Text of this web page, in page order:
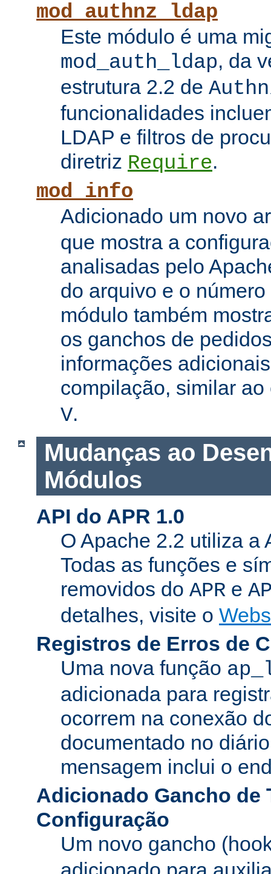
mod_authnz_ldap
Este módulo é uma
mod_auth_ldap, da
estrutura 2.2 de
funcionalidades
LDAP e filtros de
diretriz Require.
mod_info
Adicionado um novo
que mostra a
analisadas pelo
do arquivo e o
módulo também
os ganchos de
informações
compilação, similar
V.
Mudanças ao
Módulos
API do APR 1.0
O Apache 2.2 utiliza a
Todas as funções e
removidos do APR e
detalhes, visite o
Registros de Erros de
Uma nova função
adicionada para
ocorrem na conexão
documentado no
mensagem inclui o
Adicionado Gancho de
Configuração
Um novo gancho